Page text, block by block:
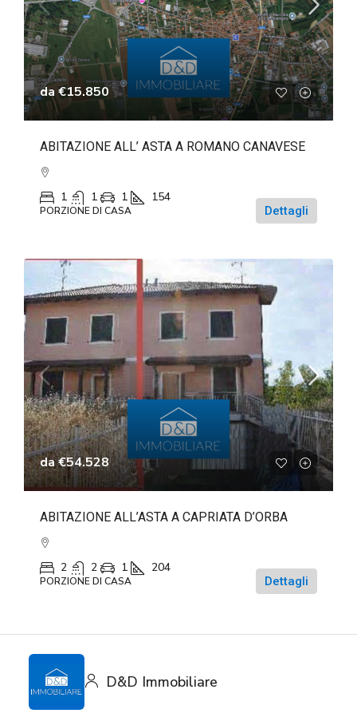
da€15.850
ABITAZIONE ALL’ ASTA A ROMANO CANAVESE
1 1 1 154
PORZIONE DI CASA Dettagli
da€54.528
ABITAZIONE ALL’ASTA A CAPRIATA D’ORBA
2 2 1 204
PORZIONE DI CASA Dettagli
D&D Immobiliare